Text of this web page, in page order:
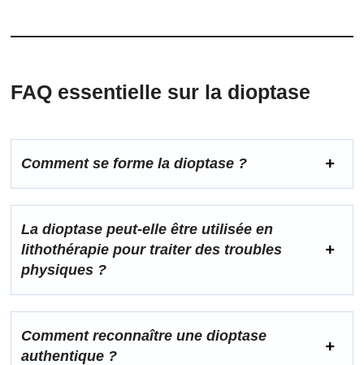
FAQ essentielle sur la dioptase
Comment se forme la dioptase ?
La dioptase peut-elle être utilisée en
lithothérapie pour traiter des troubles
physiques ?
Comment reconnaître une dioptase
authentique ?